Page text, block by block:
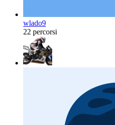
wlado9
22 percorsi